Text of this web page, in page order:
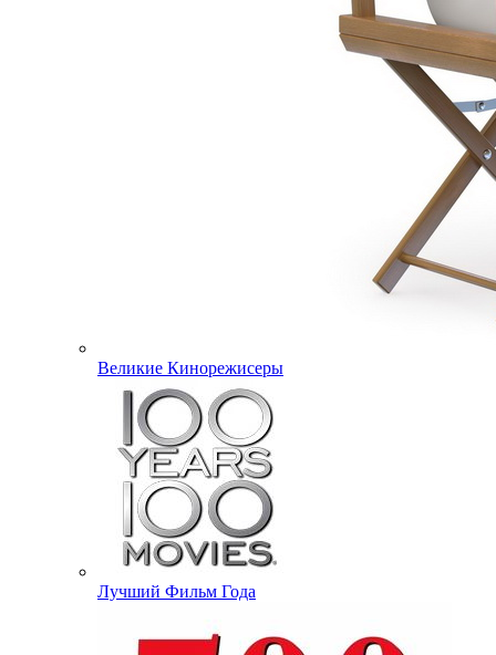
Великие Кинорежисеры
Лучший Фильм Года